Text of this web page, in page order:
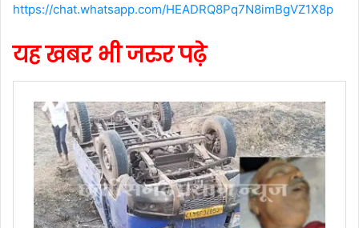
https://chat.whatsapp.com/HEADRQ8Pq7N8imBgVZ1X8p
यह खबर भी जरुर पढ़े